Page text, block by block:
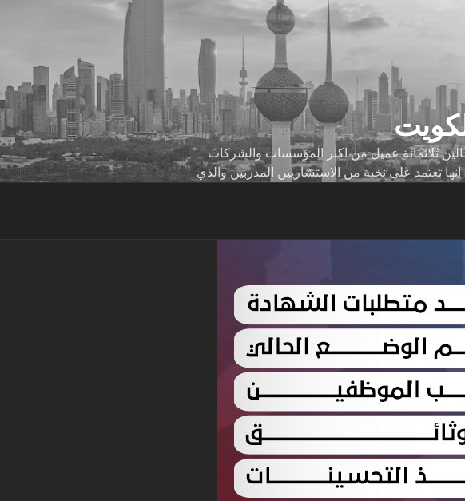
ثلاثمائة عميل من اكبر المؤسسات والشركات
تعتمد على نخبة من الاستشاريين المدربين والذي